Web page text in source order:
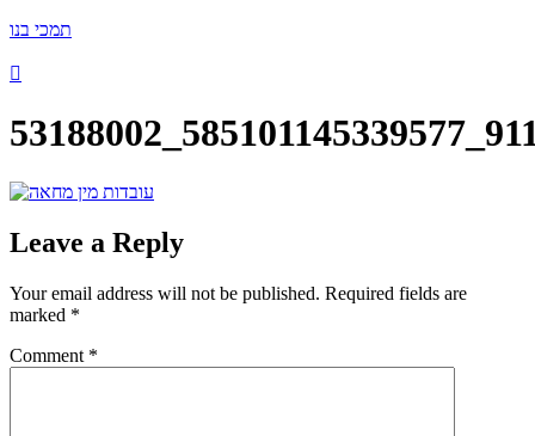
תמכי בנו
Leave a Reply
Your email address will not be published. Required fields are
marked *
Comment *